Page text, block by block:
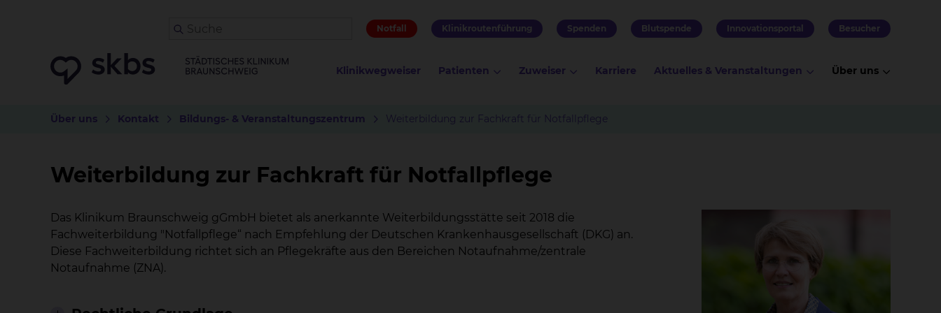
Notfall Klinikroutenführung Spenden Blutspende Innovationsportal Besucher
Klinikwegweiser Patienten Zuweiser Karriere Aktuelles & Veranstaltungen Über uns
Über uns Kontakt Bildungs- & Veranstaltungszentrum Weiterbildung zur Fachkraft für Notfallpflege
Weiterbildung zur Fachkraft für Notfallpflege
Das Klinikum Braunschweig gGmbH bietet als anerkannte Weiterbildungsstätte seit 2018 die
Fachweiterbildung "Notfallpflege“ nach Empfehlung der Deutschen Krankenhausgesellschaft (DKG) an.
Diese Fachweiterbildung richtet sich an Pflegekräfte aus den Bereichen Notaufnahme/zentrale
Notaufnahme (ZNA).